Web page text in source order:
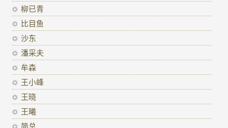
柳已青
比目鱼
沙东
潘采夫
牟森
王小峰
王晓
王曦